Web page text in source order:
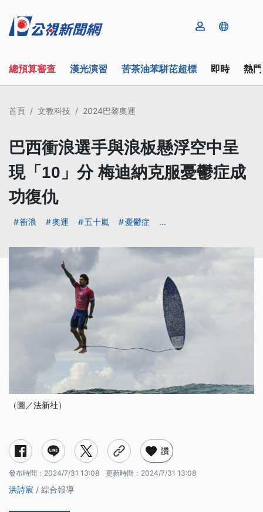
總預算審查 漢光演習 苦茶油苯駢芘超標 即時 熱
首頁 文教科技 2024巴黎奧運
巴西衝浪選手與浪板懸浮空中呈
現「10」分 梅迪納克服憂鬱症成
功復仇
衝浪 奧運 五十嵐 憂鬱症 ...
（圖／法新社）
讚
發布時間： 2024/7/31 13:08 更新時間： 2024/7/31 13:08
洪詩宸 / 綜合報導